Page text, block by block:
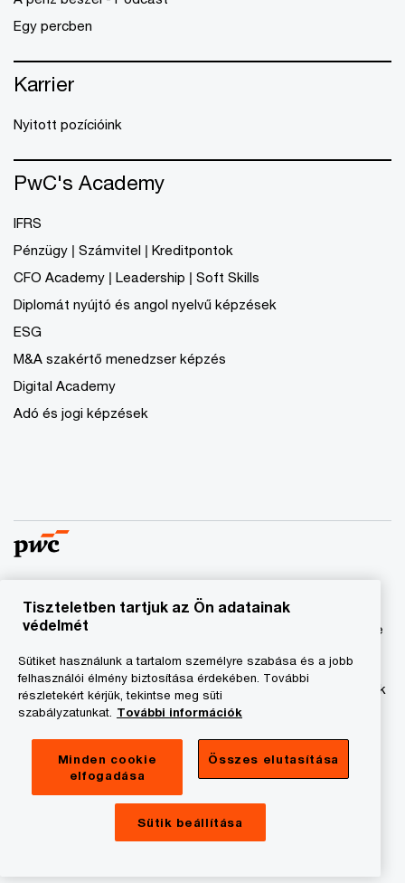
Egy percben
Karrier
Nyitott pozícióink
PwC's Academy
IFRS
Pénzügy | Számvitel | Kreditpontok
CFO Academy | Leadership | Soft Skills
Diplomát nyújtó és angol nyelvű képzések
ESG
M&A szakértő menedzser képzés
Digital Academy
Adó és jogi képzések
© 2023 - 2026 PwC. Minden jog fenntartva. A „PwC”
kifejezés a PricewaterhouseCoopers Könyvvizsgáló Kft.-re
amelyek az önálló és független jogi személyekből álló
PricewaterhouseCoopers International Limited hálózatának
tagja.
Adatkezelési tájékoztató
Cookie tájékoztató
A honlap fenntartója
Tiszteletben tartjuk az Ön adatainak
védelmét
Sütiket használunk a tartalom személyre szabása és a jobb
felhasználói élmény biztosítása érdekében. További
részletekért kérjük, tekintse meg süti
szabályzatunkat. További információk
Minden cookie
elfogadása
Összes elutasítása
Sütik beállítása